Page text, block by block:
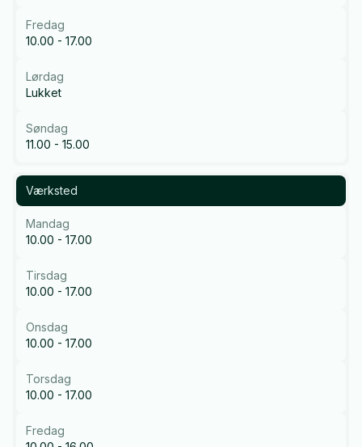
Fredag
10.00 - 17.00
Lørdag
Lukket
Søndag
11.00 - 15.00
Værksted
Mandag
10.00 - 17.00
Tirsdag
10.00 - 17.00
Onsdag
10.00 - 17.00
Torsdag
10.00 - 17.00
Fredag